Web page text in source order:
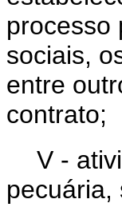
processo
sociais,
entre
contrato;
V -
pecuária,